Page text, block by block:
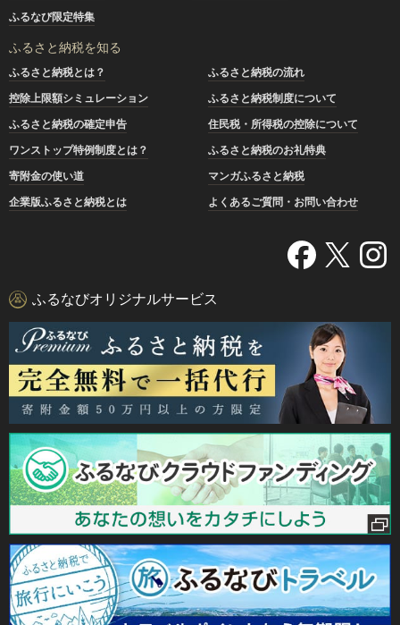
ふるなび限定特集
ふるさと納税を知る
ふるさと納税とは？
ふるさと納税の流れ
控除上限額シミュレーション
ふるさと納税制度について
ふるさと納税の確定申告
住民税・所得税の控除について
ワンストップ特例制度とは？
ふるさと納税のお礼特典
寄附金の使い道
マンガふるさと納税
企業版ふるさと納税とは
よくあるご質問・お問い合わせ
ふるなびオリジナルサービス